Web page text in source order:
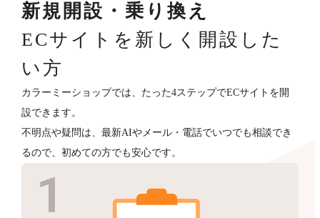
新規開設・乗り換え
ECサイトを新しく開設した
い方
カラーミーショップでは、たった4ステップでECサイトを開
設できます。
不明点や疑問は、最新AIやメール・電話でいつでも相談でき
るので、初めての方でも安心です。